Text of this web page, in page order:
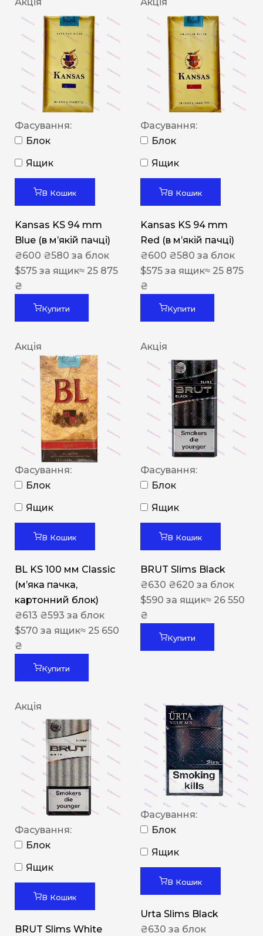
Акція
Фасування:
Блок
Ящик
В Кошик
Kansas KS 94 mm
Blue (в мʼякій пачці)
₴600 ₴580 за блок
$575 за ящик≈ 25 875
₴
Купити
Акція
Фасування:
Блок
Ящик
В Кошик
Kansas KS 94 mm
Red (в мʼякій пачці)
₴600 ₴580 за блок
$575 за ящик≈ 25 875
₴
Купити
Акція
Фасування:
Блок
Ящик
В Кошик
BL KS 100 мм Classic
(м’яка пачка,
картонний блок)
₴613 ₴593 за блок
$570 за ящик≈ 25 650
₴
Купити
Акція
Фасування:
Блок
Ящик
В Кошик
BRUT Slims Black
₴630 ₴620 за блок
$590 за ящик≈ 26 550
₴
Купити
Акція
Фасування:
Блок
Ящик
В Кошик
BRUT Slims White
Фасування:
Блок
Ящик
В Кошик
Urta Slims Black
₴630 за блок